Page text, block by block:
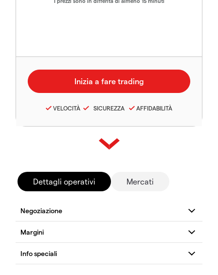
VELOCITÀ SICUREZZA AFFIDABILITÀ
Dettagli operativi Mercati